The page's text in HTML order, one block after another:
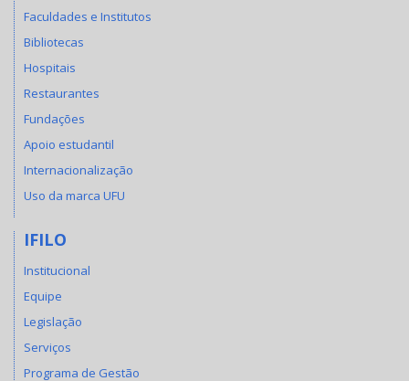
Faculdades e Institutos
Bibliotecas
Hospitais
Restaurantes
Fundações
Apoio estudantil
Internacionalização
Uso da marca UFU
IFILO
Institucional
Equipe
Legislação
Serviços
Programa de Gestão